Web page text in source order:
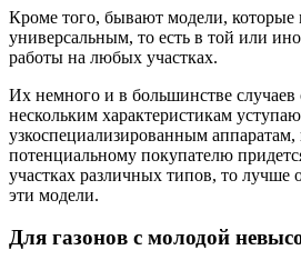
Кроме того, бывают модели, которые
универсальным, то есть в той или
работы на любых участках.
Их немного и в большинстве
нескольким характеристикам
узкоспециализированным аппаратам,
потенциальному покупателю
участках различных типов, то лучше
эти модели.
Для газонов с молодой